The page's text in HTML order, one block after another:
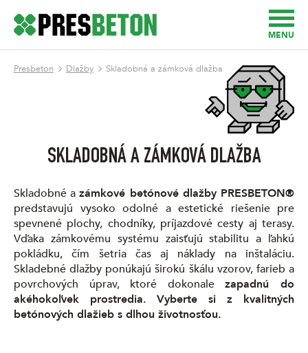
MENU
Presbeton Dlažby Skladobná a zámková dlažba
SKLADOBNÁ A ZÁMKOVÁ DLAŽBA
Skladobné azámkové betónové dlažby PRESBETON®
predstavujú vysoko odolné a estetické riešenie pre
spevnené plochy, chodníky, príjazdové cesty aj terasy.
Vďaka zámkovému systému zaisťujú stabilitu a ľahkú
pokládku, čím šetria čas aj náklady na inštaláciu.
Skladebné dlažby ponúkajú širokú škálu vzorov, farieb a
povrchových úprav, ktoré dokonalezapadnú do
akéhokoľvek prostredia.
Vyberte si z kvalitných
betónových dlažieb s dlhou životnosťou.